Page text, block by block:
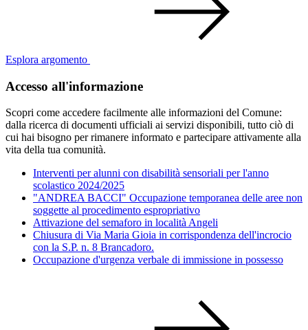
Esplora argomento
Accesso all'informazione
Scopri come accedere facilmente alle informazioni del Comune:
dalla ricerca di documenti ufficiali ai servizi disponibili, tutto ciò di
cui hai bisogno per rimanere informato e partecipare attivamente alla
vita della tua comunità.
Interventi per alunni con disabilità sensoriali per l'anno
scolastico 2024/2025
"ANDREA BACCI" Occupazione temporanea delle aree non
soggette al procedimento espropriativo
Attivazione del semaforo in località Angeli
Chiusura di Via Maria Gioia in corrispondenza dell'incrocio
con la S.P. n. 8 Brancadoro.
Occupazione d'urgenza verbale di immissione in possesso